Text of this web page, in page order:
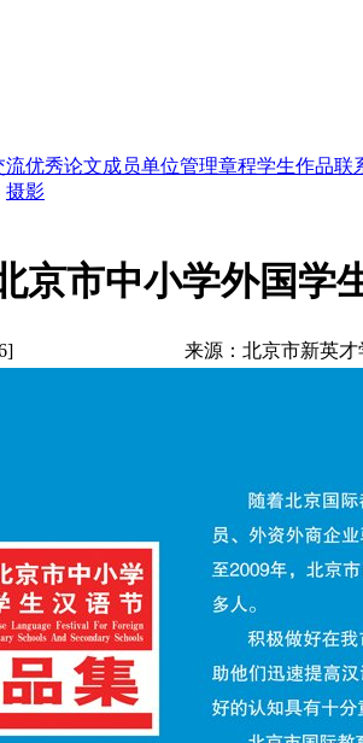
流优秀论文成员单位管理章程学生作品联
摄影
京市中小学外国
来源：北京市新英